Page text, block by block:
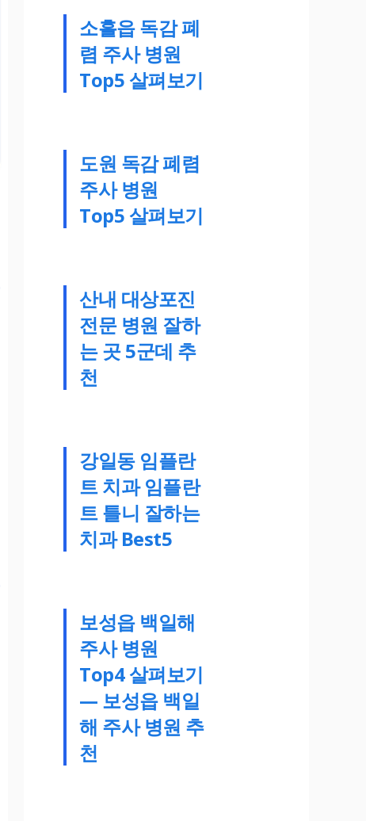
소흘읍 독감 폐
렴 주사 병원
Top5 살펴보기
도원 독감 폐렴
주사 병원
Top5 살펴보기
산내 대상포진
전문 병원 잘하
는 곳 5군데 추
천
강일동 임플란
트 치과 임플란
트 틀니 잘하는
치과 Best5
보성읍 백일해
주사 병원
Top4 살펴보기
— 보성읍 백일
해 주사 병원 추
천